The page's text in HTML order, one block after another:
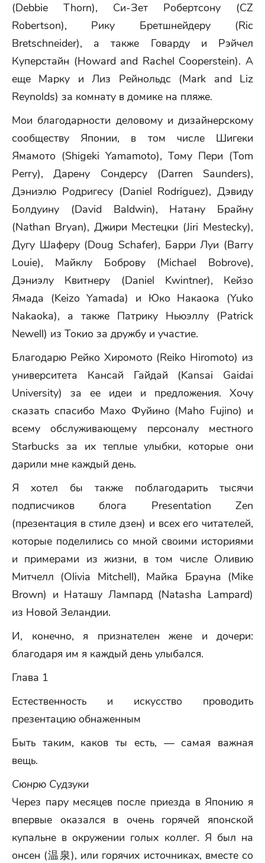
(Debbie Thorn), Си-Зет Робертсону (CZ
Robertson), Рику Бретшнейдеру (Ric
Bretschneider), а также Говарду и Рэйчел
Куперстайн (Howard and Rachel Cooperstein). А
еще Марку и Лиз Рейнольдс (Mark and Liz
Reynolds) за комнату в домике на пляже.
Мои благодарности деловому и дизайнерскому
сообществу Японии, в том числе Шигеки
Ямамото (Shigeki Yamamoto), Тому Пери (Tom
Perry), Дарену Сондерсу (Darren Saunders),
Дэниэлю Родригесу (Daniel Rodriguez), Дэвиду
Болдуину (David Baldwin), Натану Брайну
(Nathan Bryan), Джири Местецки (Jiri Mestecky),
Дугу Шаферу (Doug Schafer), Барри Луи (Barry
Louie), Майклу Боброву (Michael Bobrove),
Дэниэлу Квитнеру (Daniel Kwintner), Кейзо
Ямада (Keizo Yamada) и Юко Накаока (Yuko
Nakaoka), а также Патрику Ньюэллу (Patrick
Newell) из Токио за дружбу и участие.
Благодарю Рейко Хиромото (Reiko Hiromoto) из
университета Кансай Гайдай (Kansai Gaidai
University) за ее идеи и предложения. Хочу
сказать спасибо Махо Фуйино (Maho Fujino) и
всему обслуживающему персоналу местного
Starbucks за их теплые улыбки, которые они
дарили мне каждый день.
Я хотел бы также поблагодарить тысячи
подписчиков блога Presentation Zen
(презентация в стиле дзен) и всех его читателей,
которые поделились со мной своими историями
и примерами из жизни, в том числе Оливию
Митчелл (Olivia Mitchell), Майка Брауна (Mike
Brown) и Наташу Лампард (Natasha Lampard)
из Новой Зеландии.
И, конечно, я признателен жене и дочери:
благодаря им я каждый день улыбался.
Глава 1
Естественность и искусство проводить
презентацию обнаженным
Быть таким, каков ты есть, — самая важная
вещь.
Сюнрю Судзуки
Через пару месяцев после приезда в Японию я
впервые оказался в очень горячей японской
купальне в окружении голых коллег. Я был на
онсен (温泉), или горячих источниках, вместе со